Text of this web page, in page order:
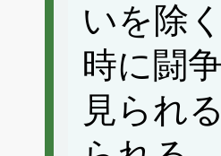
いを除
時に闘
見られ